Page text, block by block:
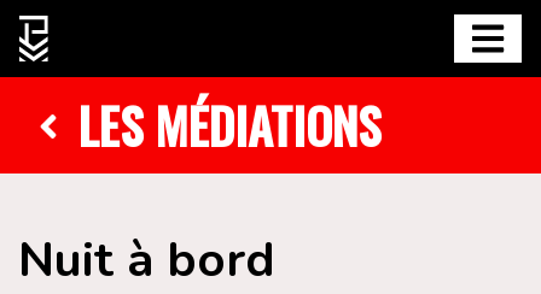
LES MÉDIATIONS
Nuit à bord